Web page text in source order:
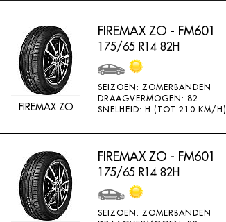
FIREMAX ZO
FIREMAX ZO - FM601
175/65 R14 82H
SEIZOEN: ZOMERBANDEN
DRAAGVERMOGEN: 82
SNELHEID: H (TOT 210 KM/H)
FIREMAX ZO - FM601
175/65 R14 82H
SEIZOEN: ZOMERBANDEN